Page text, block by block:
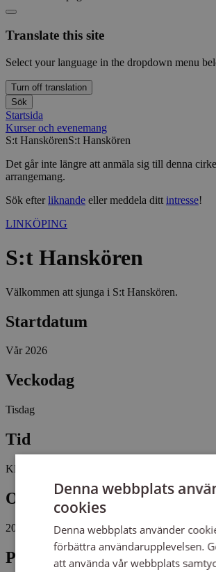
Translate this site
Select your language in the dropdown menu
Turn off translation
Sök
Startsida
Kurser och evenemang
S:t HanskörenS:t Hanskören
Det går inte längre att anmäla sig till denna
arrangemang.
Sök efterliknande eller meddela ditt intresse!
LINKÖPING
S:t Hanskören
Välkommen att sjunga i S:t Hanskören.
Startdatum
Vår 2026
Veckodag
Tisdag
Tid
Kl 19:00 - 21:30
Omfattning
20 tillfällen, 60 studietimmar
Plats
Denna webbplats
cookies
Denna webbplats använder
förbättra användarupplevelsen.
att använda vår webbplats